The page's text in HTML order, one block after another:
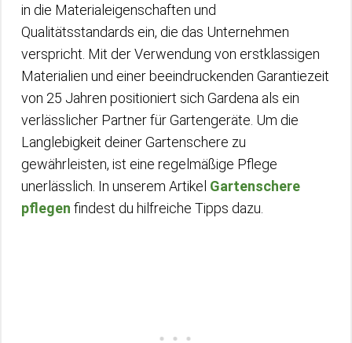
in die Materialeigenschaften und
Qualitätsstandards ein, die das Unternehmen
verspricht. Mit der Verwendung von erstklassigen
Materialien und einer beeindruckenden Garantiezeit
von 25 Jahren positioniert sich Gardena als ein
verlässlicher Partner für Gartengeräte. Um die
Langlebigkeit deiner Gartenschere zu
gewährleisten, ist eine regelmäßige Pflege
unerlässlich. In unserem Artikel Gartenschere
pflegen findest du hilfreiche Tipps dazu.